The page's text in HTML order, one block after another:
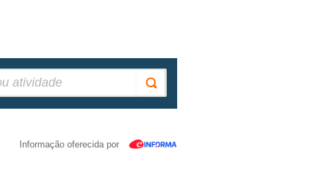
Informação oferecida por